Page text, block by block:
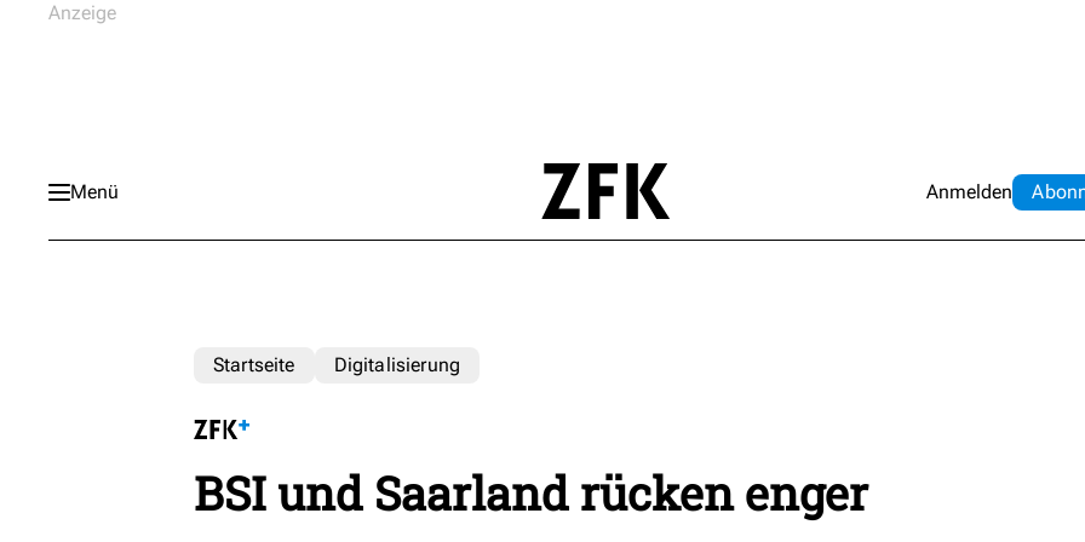
Menü Anmelden Abo
Startseite Digitalisierung
BSI und Saarland rücken enger